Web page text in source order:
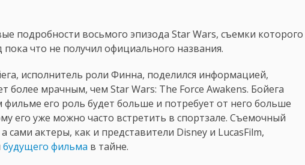
подробности восьмого эпизода Star Wars, съемки которого
что не получил официального названия.
исполнитель роли Финна, поделился информацией,
более мрачным, чем Star Wars: The Force Awakens. Бойега
его роль будет больше и потребует от него больше
его уже можно часто встретить в спортзале. Съемочный
сами актеры, как и представители Disney и LucasFilm,
будущего фильма в тайне.